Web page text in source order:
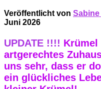
Veröffentlicht von
Juni 2026
UPDATE !!!! Krümel
artgerechtes
uns sehr, dass er
ein glückliches